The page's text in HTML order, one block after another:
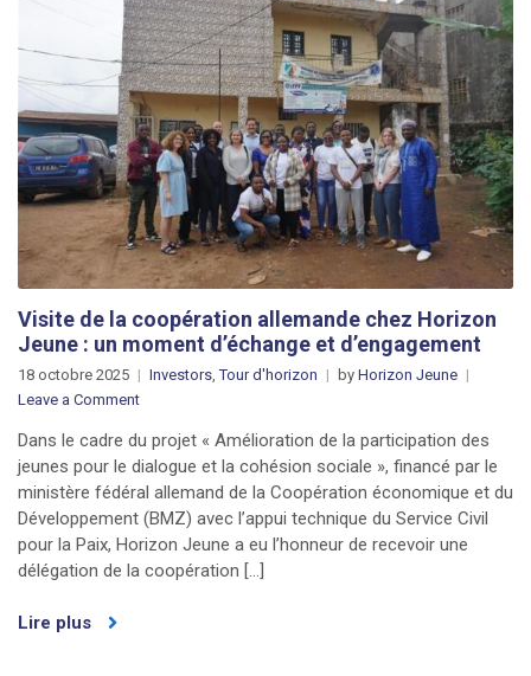
Visite de la coopération allemande chez Horizon
Jeune : un moment d’échange et d’engagement
18 octobre 2025 Investors ,Tour d'horizon by Horizon Jeune
Leave a Comment
Dans le cadre du projet « Amélioration de la participation des
jeunes pour le dialogue et la cohésion sociale », financé par le
ministère fédéral allemand de la Coopération économique et du
Développement (BMZ) avec l’appui technique du Service Civil
pour la Paix, Horizon Jeune a eu l’honneur de recevoir une
délégation de la coopération […]
Lire plus